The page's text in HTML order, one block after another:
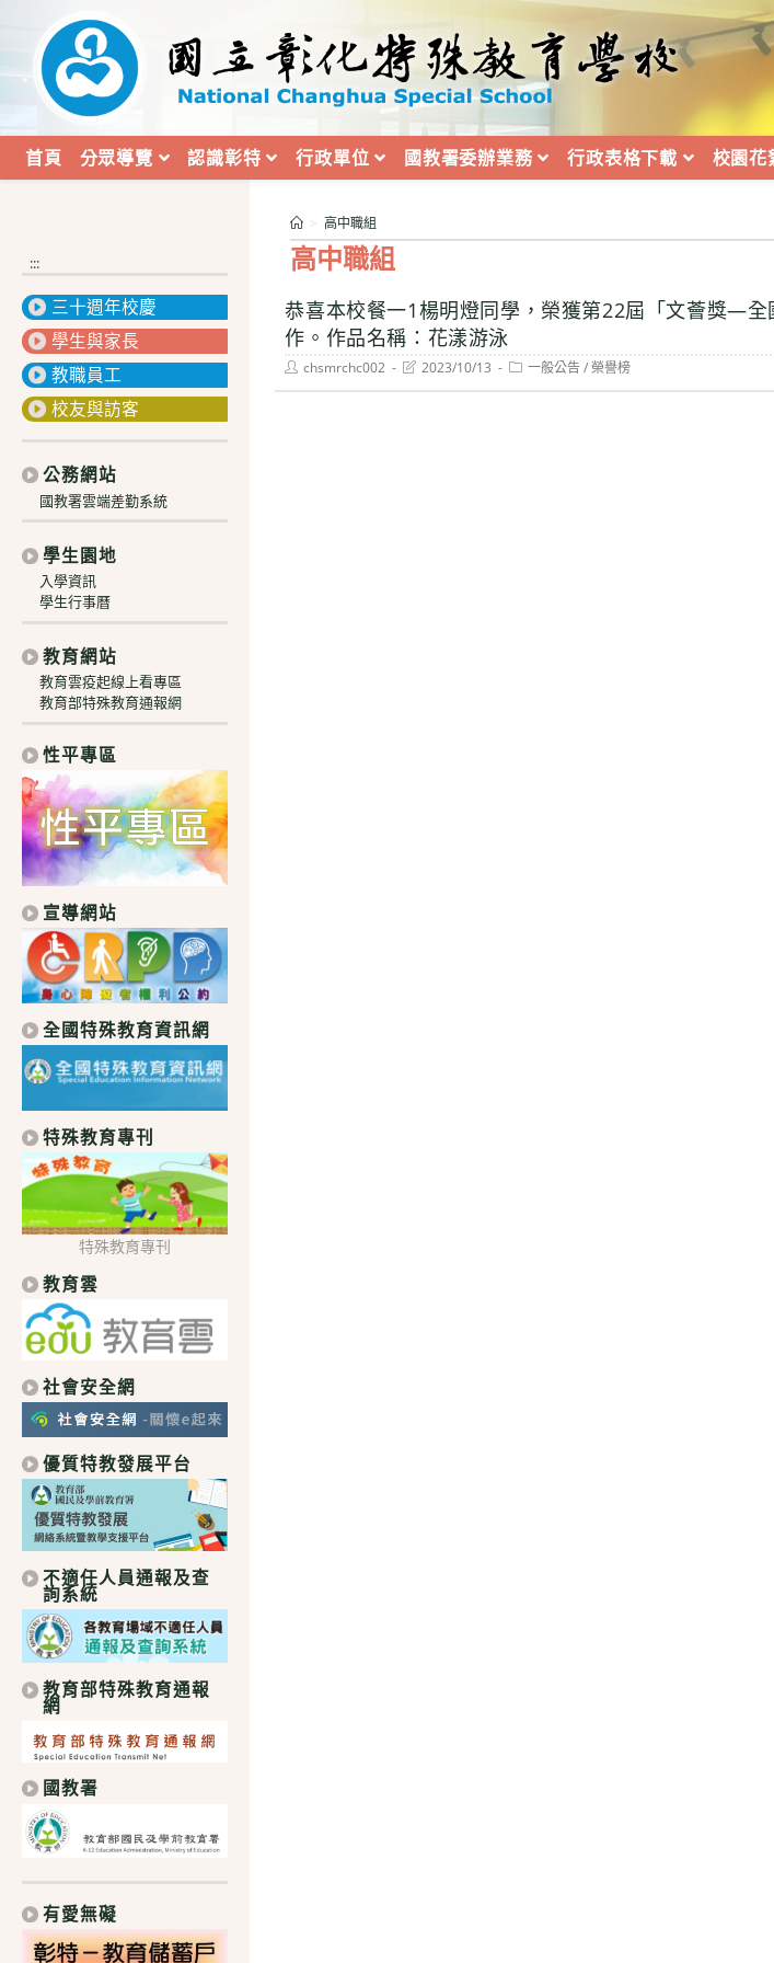
內
首頁 分眾導覽 認識彰特 行政單位 國教署委辦業務 行政表格下載 校園花
高中職組
> 高中職組
恭喜本校餐一1楊明燈同學，榮獲第22屆「文薈獎—
作。作品名稱：花漾游泳
Postchsmrchc002
Post2023/10/13
Post一般公告 / 榮譽榜
:::
三十週年校慶
學生與家長
教職員工
校友與訪客
公務網站
國教署雲端差勤系統
學生園地
入學資訊
學生行事曆
教育網站
教育雲疫起線上看專區
教育部特殊教育通報網
性平專區
宣導網站
全國特殊教育資訊網
特殊教育專刊
特殊教育專刊
教育雲
社會安全網
優質特教發展平台
不適任人員通報及查
詢系統
教育部特殊教育通報
網
國教署
有愛無礙